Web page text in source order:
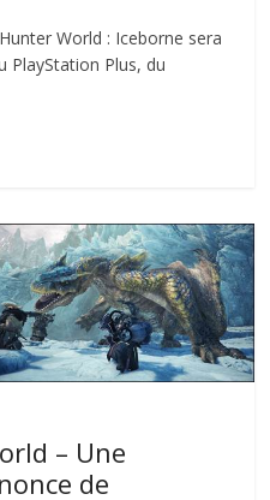
World : Iceborne sera
PlayStation Plus, du
– Une
de